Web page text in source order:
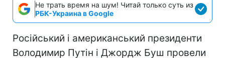
Не трать время на шум! Читай только суть из
РБК-Украина в Google
Російський і американський президенти
Володимир Путін і Джордж Буш провели